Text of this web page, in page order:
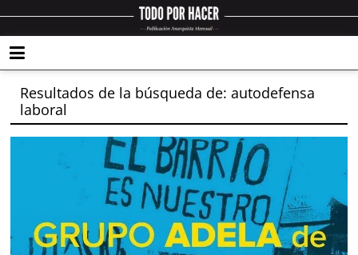
Resultados de la búsqueda de: autodefensa
laboral